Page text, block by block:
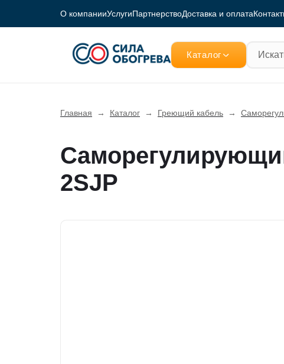
О компанииУслугиПартнерствоДоставка и оплата
Каталог
Главная → Каталог → Греющий кабель →
2SJP